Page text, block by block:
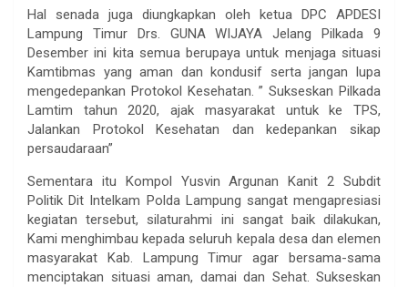
Hal senada juga diungkapkan oleh ketua DPC APDESI
Lampung Timur Drs. GUNA WIJAYA Jelang Pilkada 9
Desember ini kita semua berupaya untuk menjaga situasi
Kamtibmas yang aman dan kondusif serta jangan lupa
mengedepankan Protokol Kesehatan. ” Sukseskan Pilkada
Lamtim tahun 2020, ajak masyarakat untuk ke TPS,
Jalankan Protokol Kesehatan dan kedepankan sikap
persaudaraan”
Sementara itu Kompol Yusvin Argunan Kanit 2 Subdit
Politik Dit Intelkam Polda Lampung sangat mengapresiasi
kegiatan tersebut, silaturahmi ini sangat baik dilakukan,
Kami menghimbau kepada seluruh kepala desa dan elemen
masyarakat Kab. Lampung Timur agar bersama-sama
menciptakan situasi aman, damai dan Sehat. Sukseskan